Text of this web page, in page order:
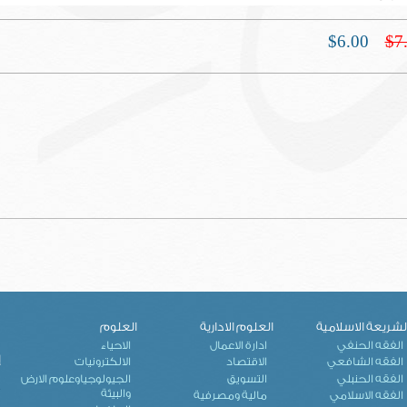
$6.00
الاسلامية
الفقه الحنفي
الفقه الشافعي
الفقه الحنبلي
الفقه الاسلامي
العلوم الادارية
ادارة الاعمال
الاقتصاد
التسويق
مالية ومصرفية
العلوم
الاحياء
الالكترونيات
الجيولوجياوعلوم الارض
والبيئة